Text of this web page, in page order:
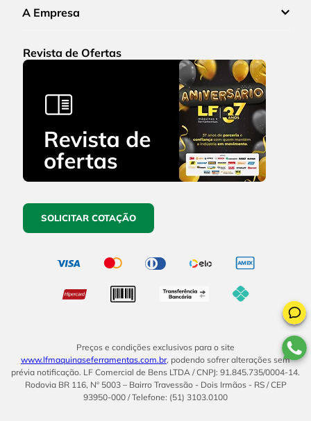
A Empresa
Revista de Ofertas
SOLICITAR COTAÇÃO
Preços e condições exclusivos para o site
www.lfmaquinaseferramentas.com.br, podendo sofrer alterações sem
prévia notificação. LF Comercial de Bens LTDA / CNPJ: 91.845.735/0004-14.
Rodovia BR 116, Nº 5003 – Bairro Travessão - Dois Irmãos - RS / CEP
93950-000 / Telefone: (51) 3103.0100